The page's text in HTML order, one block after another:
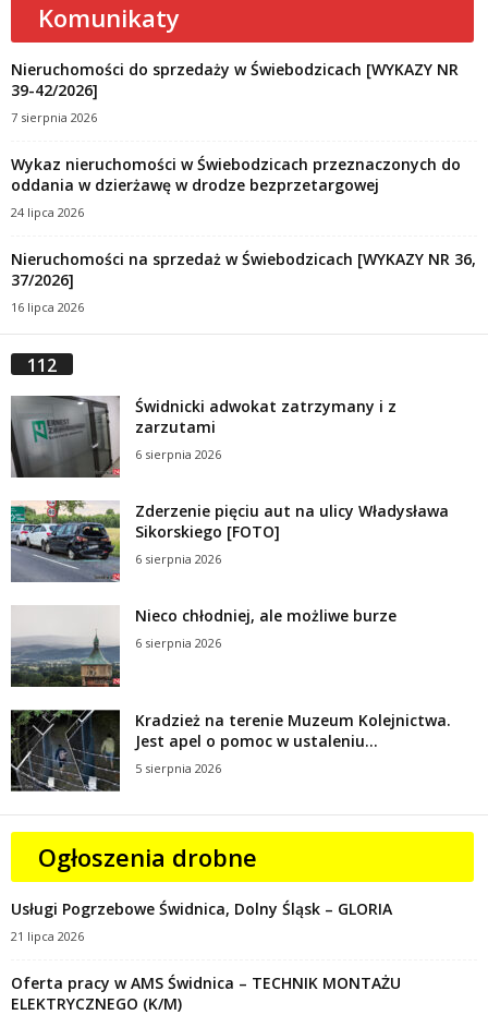
Komunikaty
Nieruchomości do sprzedaży w Świebodzicach [WYKAZY NR
39-42/2026]
7 sierpnia 2026
Wykaz nieruchomości w Świebodzicach przeznaczonych do
oddania w dzierżawę w drodze bezprzetargowej
24 lipca 2026
Nieruchomości na sprzedaż w Świebodzicach [WYKAZY NR 36,
37/2026]
16 lipca 2026
112
Świdnicki adwokat zatrzymany i z
zarzutami
6 sierpnia 2026
Zderzenie pięciu aut na ulicy Władysława
Sikorskiego [FOTO]
6 sierpnia 2026
Nieco chłodniej, ale możliwe burze
6 sierpnia 2026
Kradzież na terenie Muzeum Kolejnictwa.
Jest apel o pomoc w ustaleniu...
5 sierpnia 2026
Ogłoszenia drobne
Usługi Pogrzebowe Świdnica, Dolny Śląsk – GLORIA
21 lipca 2026
Oferta pracy w AMS Świdnica – TECHNIK MONTAŻU
ELEKTRYCZNEGO (K/M)